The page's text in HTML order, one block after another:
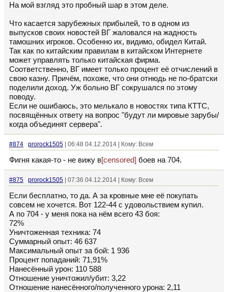
На мой взгляд это пробный шар в этом деле.
Что касается зарубежных прибылей, то в одном из
выпусков своих новостей ВГ жаловался на жадность
тамошних игроков. Особенно их, видимо, обидел Китай.
Так как по китайским правилам в китайском Интернете
может управлять только китайская фирма.
Соответственно, ВГ имеет только процент её отчислений в
свою казну. Причём, похоже, что они отнюдь не по-братски
поделили доход. Уж больно ВГ сокрушался по этому
поводу.
Если не ошибаюсь, это мелькало в новостях типа КТТС,
посвящённых ответу на вопрос "будут ли мировые зарубы/
когда объединят сервера".
#874 prorock1505 | 06:48 04.12.2014 | Кому: Всем
Фигня какая-то - не вижу в[censored] боев на 704.
#875 prorock1505 | 07:36 04.12.2014 | Кому: Всем
Если бесплатно, то да. А за кровные мне её покупать
совсем не хочется. Вот 122-44 с удовольствием купил.
А по 704 - у меня пока на нём всего 43 боя:
72%
Уничтоженная техника: 74
Суммарный опыт: 46 637
Максимальный опыт за бой: 1 936
Процент попаданий: 71,91%
Нанесённый урон: 110 588
Отношение уничтожил/убит: 3,22
Отношение нанесённого/полученного урона: 2,11